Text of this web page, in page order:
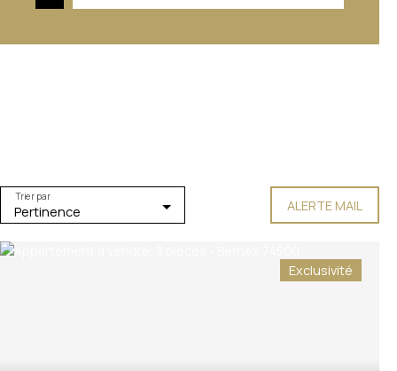
Pertinence
Trier par ALERTE MAIL
Exclusivité